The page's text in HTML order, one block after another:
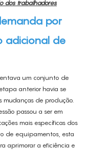
dos trabalhadores
por
adicional de
um conjunto de
anterior havia se
mudanças de produção.
passou a ser em
mais específicas dos
de equipamentos, esta
aprimorar a eficiência e